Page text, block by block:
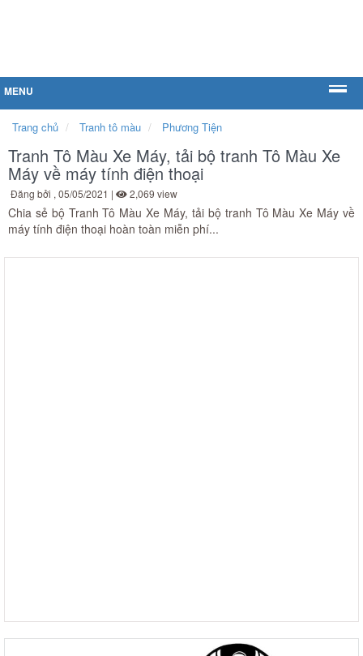
MENU
Trang chủ Tranh tô màu Phương Tiện
Tranh Tô Màu Xe Máy, tải bộ tranh Tô Màu Xe
Máy về máy tính điện thoại
Đăng bởi , 05/05/2021 | 2,069 view
Chia sẻ bộ Tranh Tô Màu Xe Máy, tải bộ tranh Tô Màu Xe Máy về
máy tính điện thoại hoàn toàn miễn phí...